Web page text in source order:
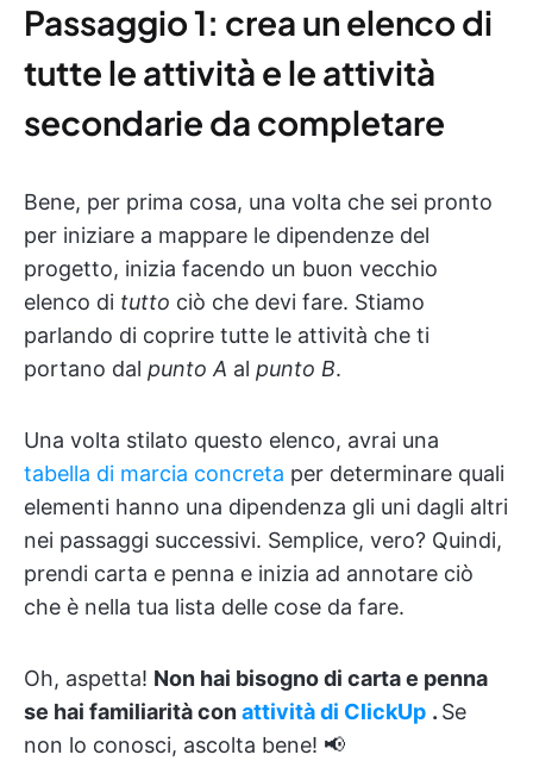
Passaggio 1: crea un elenco di
tutte le attività e le attività
secondarie da completare
Bene, per prima cosa, una volta che sei pronto
per iniziare a mappare le dipendenze del
progetto, inizia facendo un buon vecchio
elenco di tutto ciò che devi fare. Stiamo
parlando di coprire tutte le attività che ti
portano dal punto A al punto B.
Una volta stilato questo elenco, avrai una
tabella di marcia concreta per determinare quali
elementi hanno una dipendenza gli uni dagli altri
nei passaggi successivi. Semplice, vero? Quindi,
prendi carta e penna e inizia ad annotare ciò
che è nella tua lista delle cose da fare.
Oh, aspetta! Non hai bisogno di carta e penna
se hai familiarità conattività di ClickUp . Se
non lo conosci, ascolta bene! 📢